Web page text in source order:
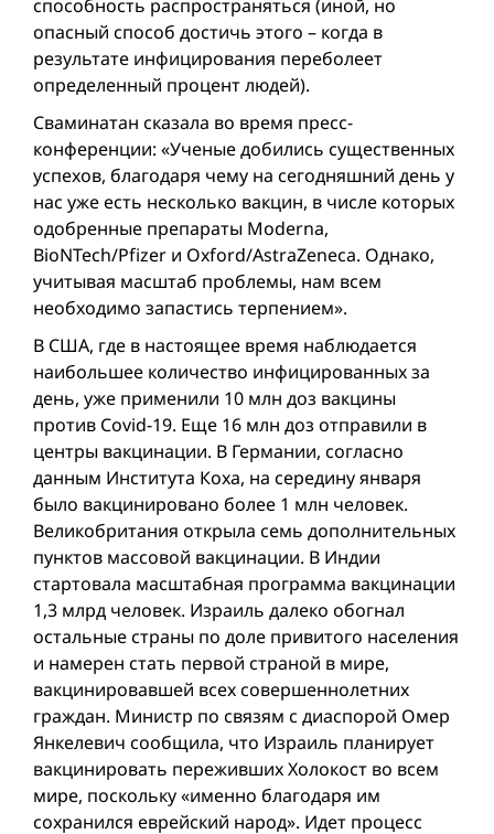
способность распространяться (иной, но
опасный способ достичь этого – когда в
результате инфицирования переболеет
определенный процент людей).
Сваминатан сказала во время пресс-
конференции: «Ученые добились существенных
успехов, благодаря чему на сегодняшний день у
нас уже есть несколько вакцин, в числе которых
одобренные препараты Modernа,
BioNTech/Pfizer и Oxford/AstraZeneca. Однако,
учитывая масштаб проблемы, нам всем
необходимо запастись терпением».
В США, где в настоящее время наблюдается
наибольшее количество инфицированных за
день, уже применили 10 млн доз вакцины
против Covid-19. Еще 16 млн доз отправили в
центры вакцинации. В Германии, согласно
данным Института Коха, на середину января
было вакцинировано более 1 млн человек.
Великобритания открыла семь дополнительных
пунктов массовой вакцинации. В Индии
стартовала масштабная программа вакцинации
1,3 млрд человек. Израиль далеко обогнал
остальные страны по доле привитого населения
и намерен стать первой страной в мире,
вакцинировавшей всех совершеннолетних
граждан. Министр по связям с диаспорой Омер
Янкелевич сообщила, что Израиль планирует
вакцинировать переживших Холокост во всем
мире, поскольку «именно благодаря им
сохранился еврейский народ». Идет процесс